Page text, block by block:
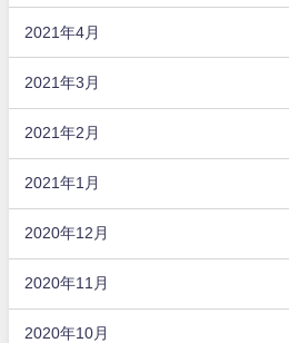
2021年4月
2021年3月
2021年2月
2021年1月
2020年12月
2020年11月
2020年10月